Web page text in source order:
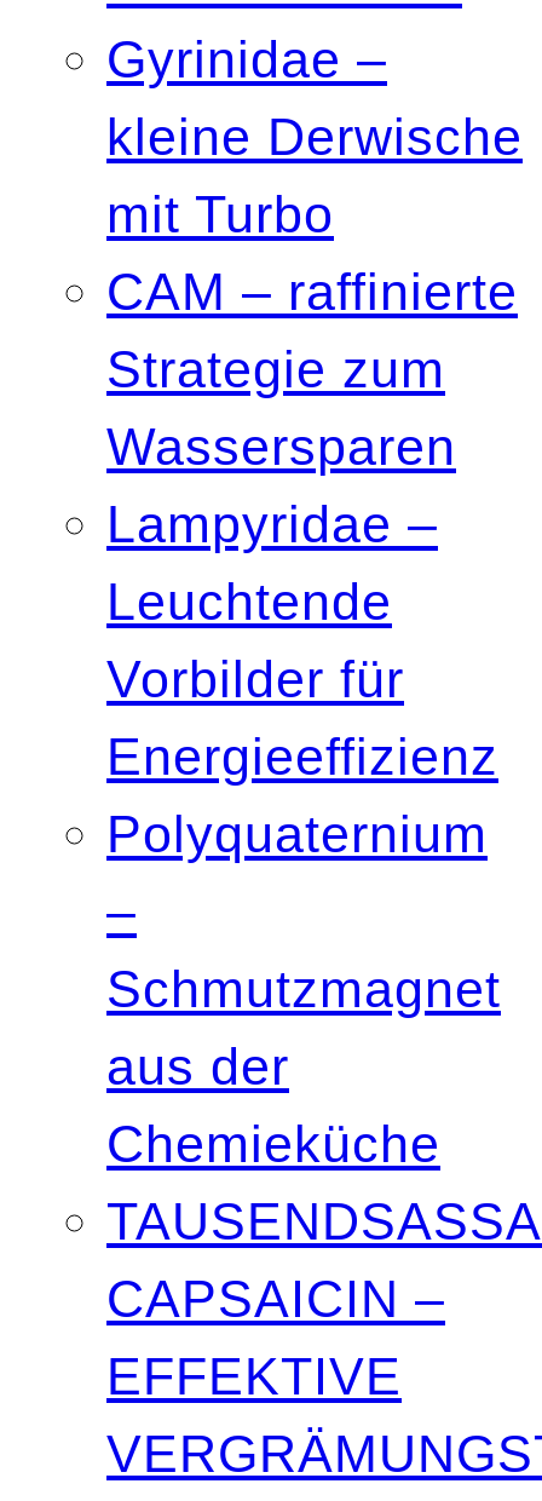
Gyrinidae –
kleine Derwische
mit Turbo
CAM – raffinierte
Strategie zum
Wassersparen
Lampyridae –
Leuchtende
Vorbilder für
Energieeffizienz
Polyquaternium
–
Schmutzmagnet
aus der
Chemieküche
TAUSENDSASSA
CAPSAICIN –
EFFEKTIVE